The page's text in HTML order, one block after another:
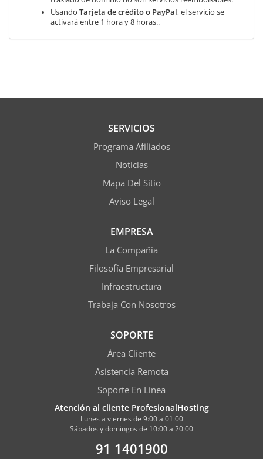
Usando Tarjeta de crédito o PayPal, el servicio se
activará entre 1 hora y 8 horas..
SERVICIOS
Programa Afiliados
Noticias
Mapa Del Sitio
Aviso Legal
EMPRESA
La Compañía
Filosofía Empresarial
Infraestructura
Trabaja Con Nosotros
SOPORTE
Área Cliente
Asistencia Remota
Soporte En Línea
Atención al cliente ProfesionalHosting
Lunes a viernes de 9:00 a 01:00
Sábados y domingos de 10:00 a 20:00
91 1401900